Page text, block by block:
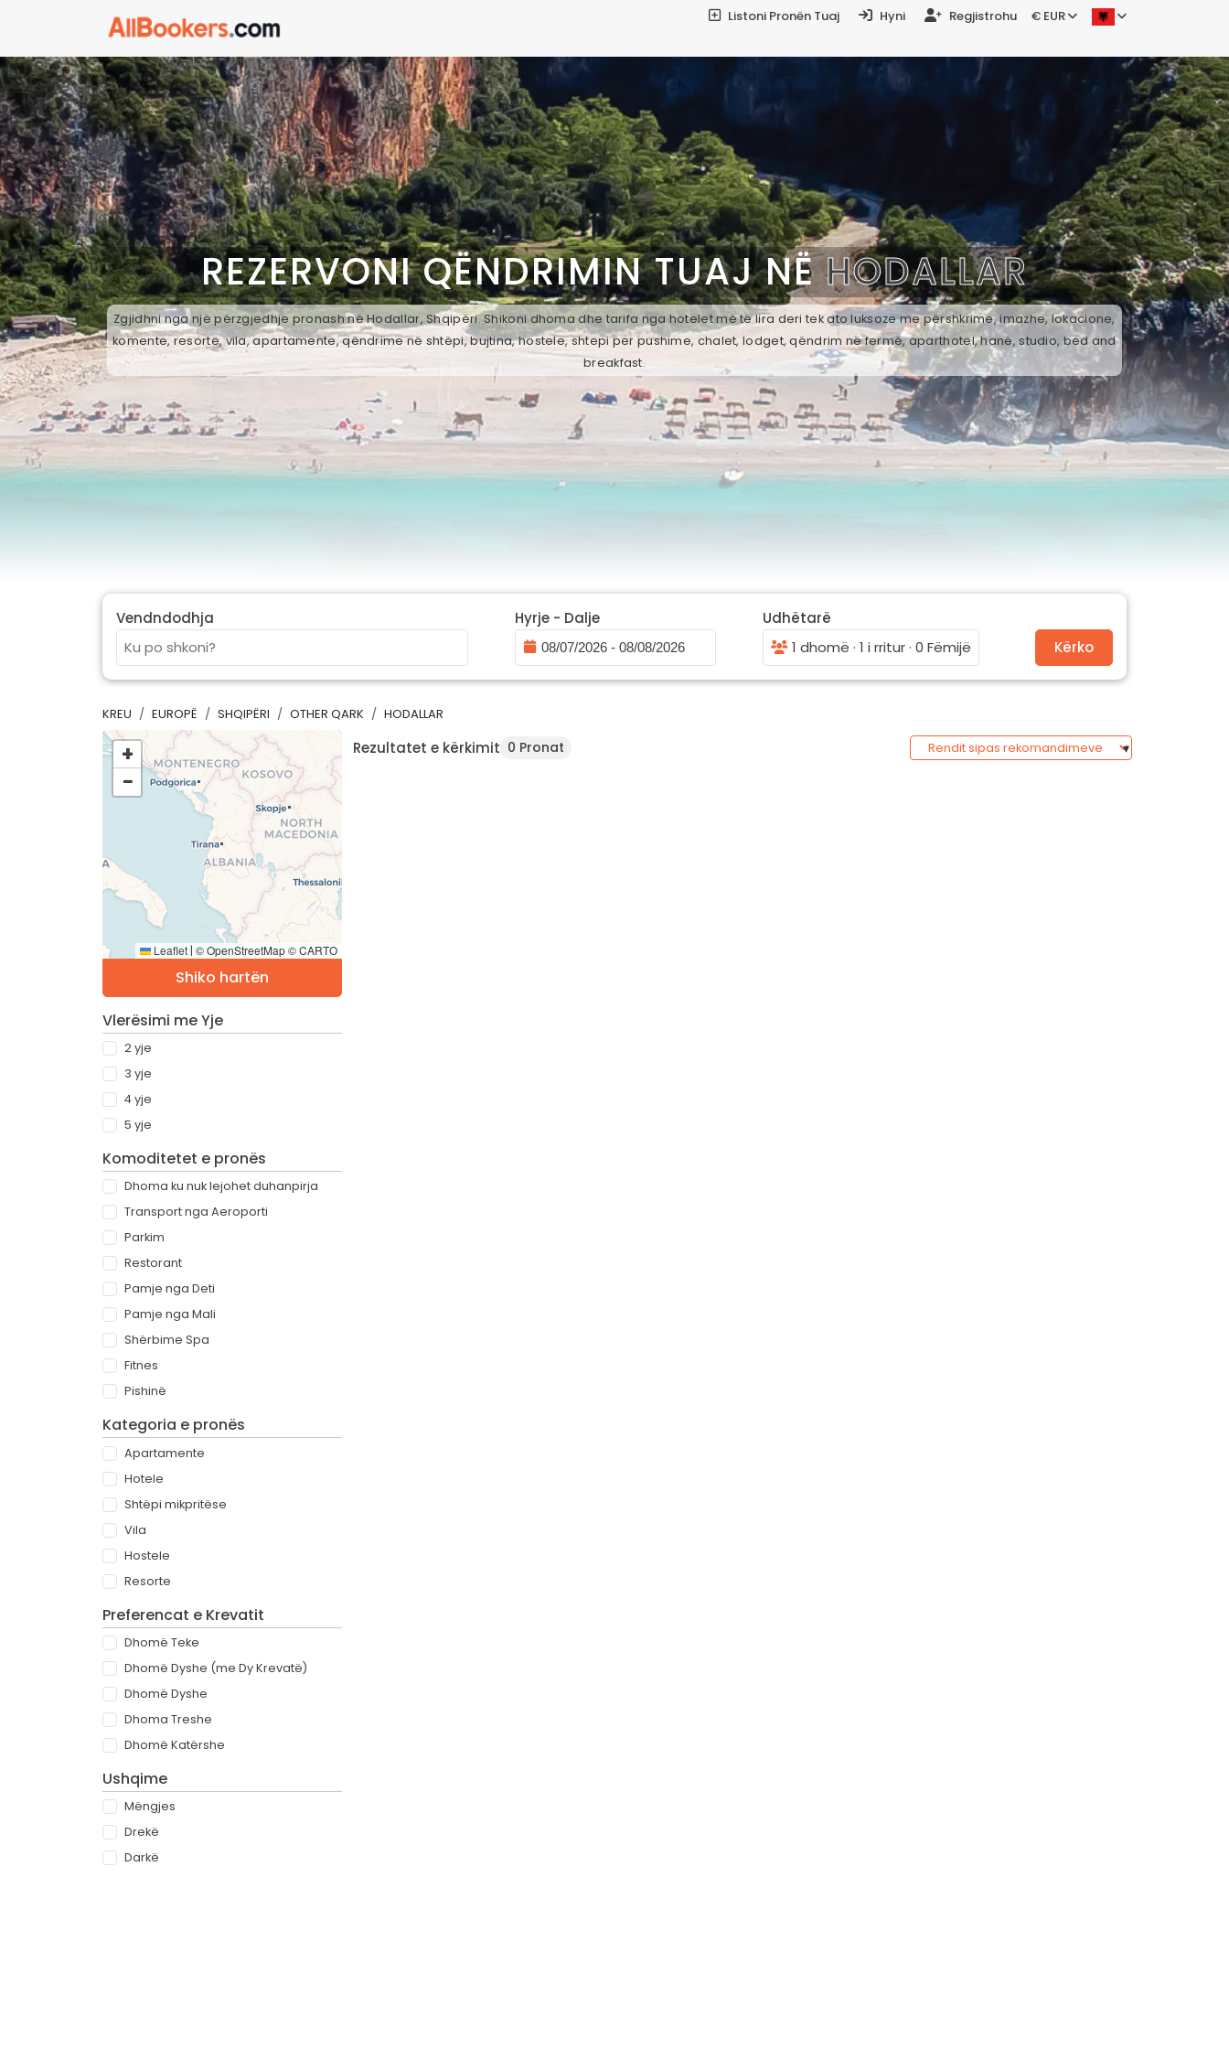
Listoni Pronën Tuaj Hyni Regjistrohu € EUR
REZERVONI QËNDRIMIN TUAJ NËHODALLAR
Zgjidhni nga një përzgjedhje pronash në Hodallar, Shqipëri. Shikoni dhoma dhe tarifa nga hotelet më të lira deri tek ato luksoze me përshkrime, imazhe, lokacione,
komente, resorte, vila, apartamente, qëndrime në shtëpi, bujtina, hostele, shtepi per pushime, chalet, lodget, qëndrim në fermë, aparthotel, hanë, studio, bed and
breakfast.
Vendndodhja Hyrje - Dalje
Udhëtarë
1 dhomë · 1 i rritur · 0 Fëmijë
Kërko
KREU EUROPË SHQIPËRI OTHER QARK HODALLAR
+
−
Leaflet | © OpenStreetMap © CARTO
Shiko hartën
Vlerësimi me Yje
2 yje
3 yje
4 yje
5 yje
Komoditetet e pronës
Dhoma ku nuk lejohet duhanpirja
Transport nga Aeroporti
Parkim
Restorant
Pamje nga Deti
Pamje nga Mali
Shërbime Spa
Fitnes
Pishinë
Kategoria e pronës
Apartamente
Hotele
Shtëpi mikpritëse
Vila
Hostele
Resorte
Preferencat e Krevatit
Dhomë Teke
Dhomë Dyshe (me Dy Krevatë)
Dhomë Dyshe
Dhoma Treshe
Dhomë Katërshe
Ushqime
Mëngjes
Drekë
Darkë
Rezultatet e kërkimit 0 Pronat